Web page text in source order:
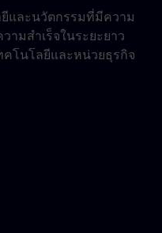
ยีและนวัตกรรมที่มีความ
มสำเร็จในระยะยาว
คโนโลยีและหน่วยธุรกิจ